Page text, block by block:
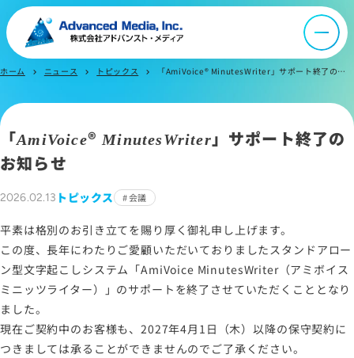
ニュース
採用情報
よくあるご質問
サイトマップ
サイトのご利用について
ソーシャルメディアポリシー
プライバシーポリシー
ホーム chevron_right ニュース chevron_right トピックス chevron_right 「AmiVoice® MinutesWriter」サポート終了のお知らせ
「AmiVoice®MinutesWriter」サポート終了の
お知らせ
2026.02.13 トピックス 会議
平素は格別のお引き立てを賜り厚く御礼申し上げます。
この度、長年にわたりご愛顧いただいておりましたスタンドアロー
ン型文字起こしシステム「AmiVoice MinutesWriter（アミボイス
ミニッツライター）」のサポートを終了させていただくこととなり
ました。
現在ご契約中のお客様も、2027年4月1日（木）以降の保守契約に
つきましては承ることができませんのでご了承ください。